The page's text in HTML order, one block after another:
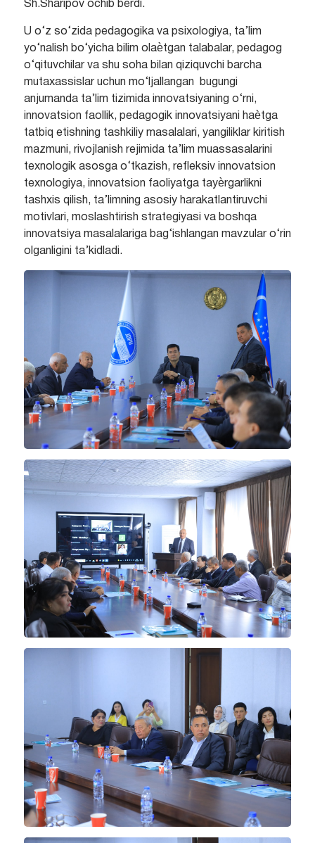
Sh.Sharipov ochib berdi.
U o‘z so‘zida pedagogika va psixologiya, ta’lim
yo‘nalish bo‘yicha bilim olaѐtgan talabalar, pedagog
o‘qituvchilar va shu soha bilan qiziquvchi barcha
mutaxassislar uchun mo‘ljallangan bugungi
anjumanda ta’lim tizimida innovatsiyaning o‘rni,
innovatsion faollik, pedagogik innovatsiyani haѐtga
tatbiq etishning tashkiliy masalalari, yangiliklar kiritish
mazmuni, rivojlanish rejimida ta’lim muassasalarini
texnologik asosga o‘tkazish, refleksiv innovatsion
texnologiya, innovatsion faoliyatga tayѐrgarlikni
tashxis qilish, ta’limning asosiy harakatlantiruvchi
motivlari, moslashtirish strategiyasi va boshqa
innovatsiya masalalariga bag‘ishlangan mavzular o‘rin
olganligini ta’kidladi.